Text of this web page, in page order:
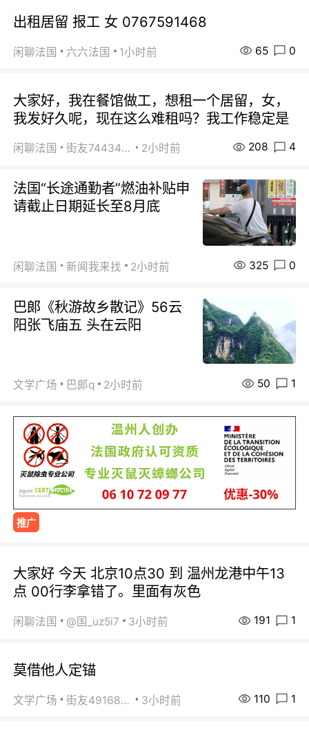
出租居留 报工 女 0767591468
闲聊法国 六六法国 1小时前 65 0
大家好，我在餐馆做工，想租一个居留，女，
我发好久呢，现在这么难租吗？我工作稳定是
闲聊法国 街友74434350 2小时前 208 4
法国“长途通勤者”燃油补贴申
请截止日期延长至8月底
闲聊法国 新闻我来找 2小时前 325 0
巴郞《秋游故乡散记》56云
阳张飞庙五 头在云阳
文学广场 巴郞q 2小时前 50 1
推广
大家好 今天 北京10点30 到 温州龙港中午13
点 00行李拿错了。里面有灰色
闲聊法国 @国_uz5i7 3小时前 191 1
莫借他人定锚
文学广场 街友49168527 3小时前 110 1